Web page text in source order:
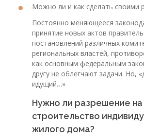
Можно ли и как сделать своими
Постоянно меняющееся
принятие новых актов
постановлений различных
региональных властей,
как основным федеральным
другу не облегчают задачи. Но,
идущий…»
Нужно ли разрешение на
строительство
жилого дома?